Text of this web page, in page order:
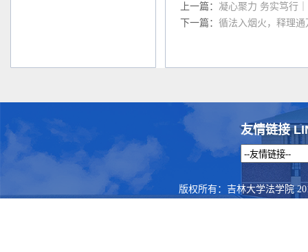
上一篇： 凝心聚力 务实笃行
下一篇： 循法入烟火，释理
友情链接
版权所有：吉林大学法学院